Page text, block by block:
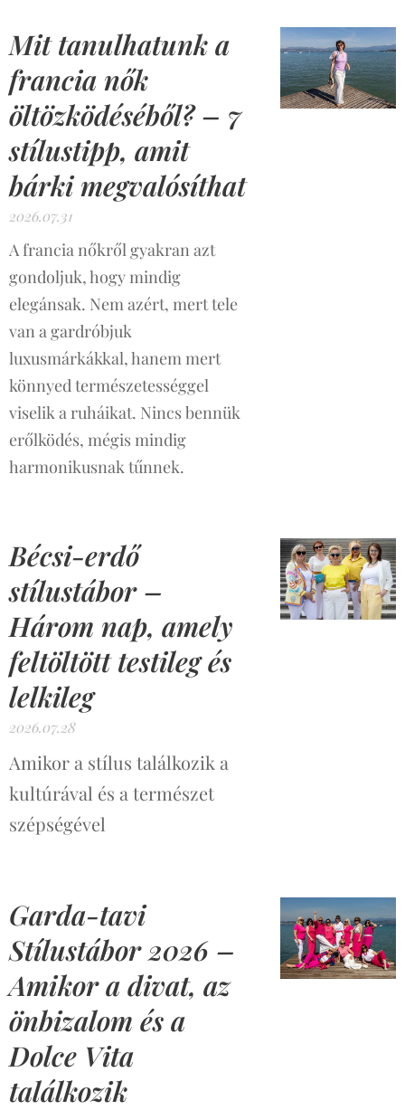
Mit tanulhatunk a
francia nők
öltözködéséből? – 7
stílustipp, amit
bárki megvalósíthat
2026.07.31
A francia nőkről gyakran azt
gondoljuk, hogy mindig
elegánsak. Nem azért, mert tele
van a gardróbjuk
luxusmárkákkal, hanem mert
könnyed természetességgel
viselik a ruháikat. Nincs bennük
erőlködés, mégis mindig
harmonikusnak tűnnek.
Bécsi-erdő
stílustábor –
Három nap, amely
feltöltött testileg és
lelkileg
2026.07.28
Amikor a stílus találkozik a
kultúrával és a természet
szépségével
Garda-tavi
Stílustábor 2026 –
Amikor a divat, az
önbizalom és a
Dolce Vita
találkozik